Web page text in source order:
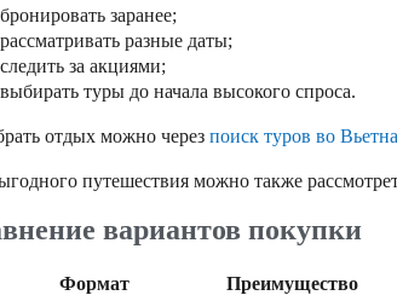
бронировать заранее;
рассматривать разные даты;
следить за акциями;
выбирать туры до начала высокого спроса.
отдых можно через поиск туров во
путешествия можно также
вариантов покупки
Формат Преимущество